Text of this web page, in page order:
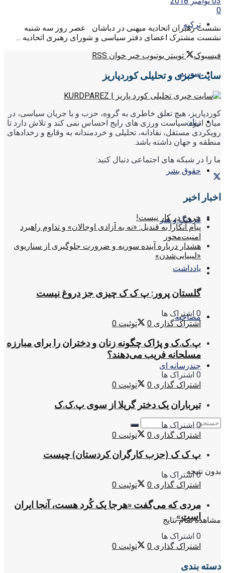
ترکیه
سوریه
زنان
حقوق بشر
فرهنگ و هنر
یادداشت
مصاحبه
چندرسانه ای
بدون نتیجه
مشاهده تمام نتایج
0
نشست رهبران اتحادیه میهنی در دباشان عصر روز سه شنبه
نشست مشترک اعضای دفتر سیاسی و شورای رهبری اتحادیه ...
فیسبوک
توییتر یوتیوب خبر خوان RSS
سایت خبری و تحلیلی کوردپاریز
کوردپاریز، هیچ تعلق خاطری به گروه، حزب و یا جریان سیاسی، در
میان انبوه سیاست ورزی های رایج احساس نمی کند و تلاش دارد تا
رویکردی مستقل، نقادانه، تحلیلی و خردمندانه به وقایع و رخدادهای
منطقه و جهان داشته باشد.
ما را در شبکه های اجتماعی دنبال کنید:
اخبار اخیر
خروج در کار نیست!
پیام آنکارا به قندیل: «نه به آزادی اوجالان» و تداوم راهبرد
امنیت‌محور
هشدار درباره آینده سوریه و ضرورت جلوگیری از سناریوی
«لیبیایی‌شدن»
گلستان پرور: پ ک ک چیزی جز دروغ نیست
0 اشتراک ها
اشتراک گذاری 0 توئیت 0
پ.ک.ک و پژاک چگونه زنان و دختران را برای مبارزه
مسلحانه فریب می‌دهند؟
0 اشتراک ها
اشتراک گذاری 0 توئیت 0
تیرباران یک دختر گریلا از سوی پ.ک.ک
0 اشتراک ها
اشتراک گذاری 0 توئیت 0
پ ک ک (حزب کارگران کردستان) چیست
0 اشتراک ها
اشتراک گذاری 0 توئیت 0
مردی که می‌گفت «هرجا یک کُرد هست، آنجا ایران
است»
0 اشتراک ها
اشتراک گذاری 0 توئیت 0
دسته بندی